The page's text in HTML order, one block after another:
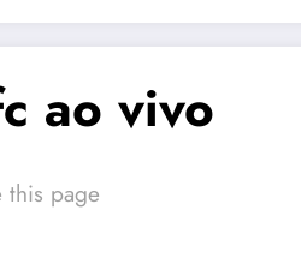
ao vivo
this page